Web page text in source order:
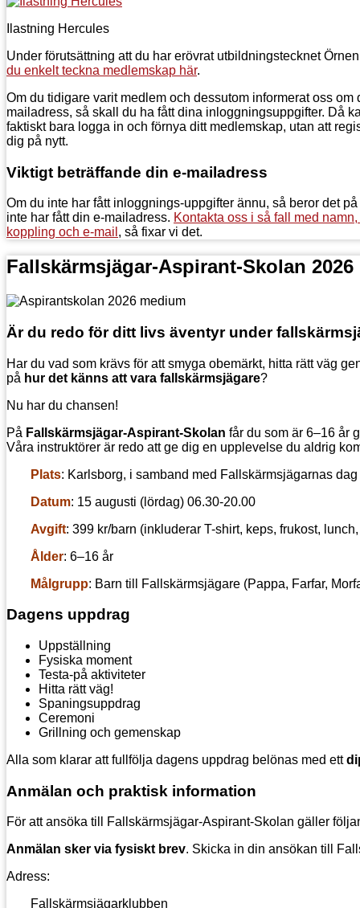
Ilastning Hercules
Under förutsättning att du har erövrat utbildningstecknet
du enkelt teckna medlemskap här.
Om du tidigare varit medlem och dessutom informerat oss om
mailadress, så skall du ha fått dina inloggningsuppgifter. Då
faktiskt bara logga in och förnya ditt medlemskap, utan att
dig på nytt.
Viktigt beträffande din e-mailadress
Om du inte har fått inloggnings-uppgifter ännu, så beror det på
inte har fått din e-mailadress. Kontakta oss i så fall med
koppling och e-mail , så fixar vi det.
Fallskärmsjägar-Aspirant-Skolan 2026
Är du redo för ditt livs äventyr under
Har du vad som krävs för att smyga obemärkt, hitta rätt väg
på hur det känns att vara fallskärmsjägare?
Nu har du chansen!
På Fallskärmsjägar-Aspirant-Skolan får du som är 6–16 år
Våra instruktörer är redo att ge dig en upplevelse du aldrig
Plats: Karlsborg, i samband med Fallskärmsjägarnas
Datum: 15 augusti (lördag) 06.30-20.00
Avgift: 399 kr/barn (inkluderar T-shirt, keps, frukost,
Ålder: 6–16 år
Målgrupp: Barn till Fallskärmsjägare (Pappa, Farfar,
Dagens uppdrag
Uppställning
Fysiska moment
Testa-på aktiviteter
Hitta rätt väg!
Spaningsuppdrag
Ceremoni
Grillning och gemenskap
Alla som klarar att fullfölja dagens uppdrag belönas med ett
Anmälan och praktisk information
För att ansöka till Fallskärmsjägar-Aspirant-Skolan gäller
Anmälan sker via fysiskt brev. Skicka in din ansökan till
Adress:
Fallskärmsjägarklubben